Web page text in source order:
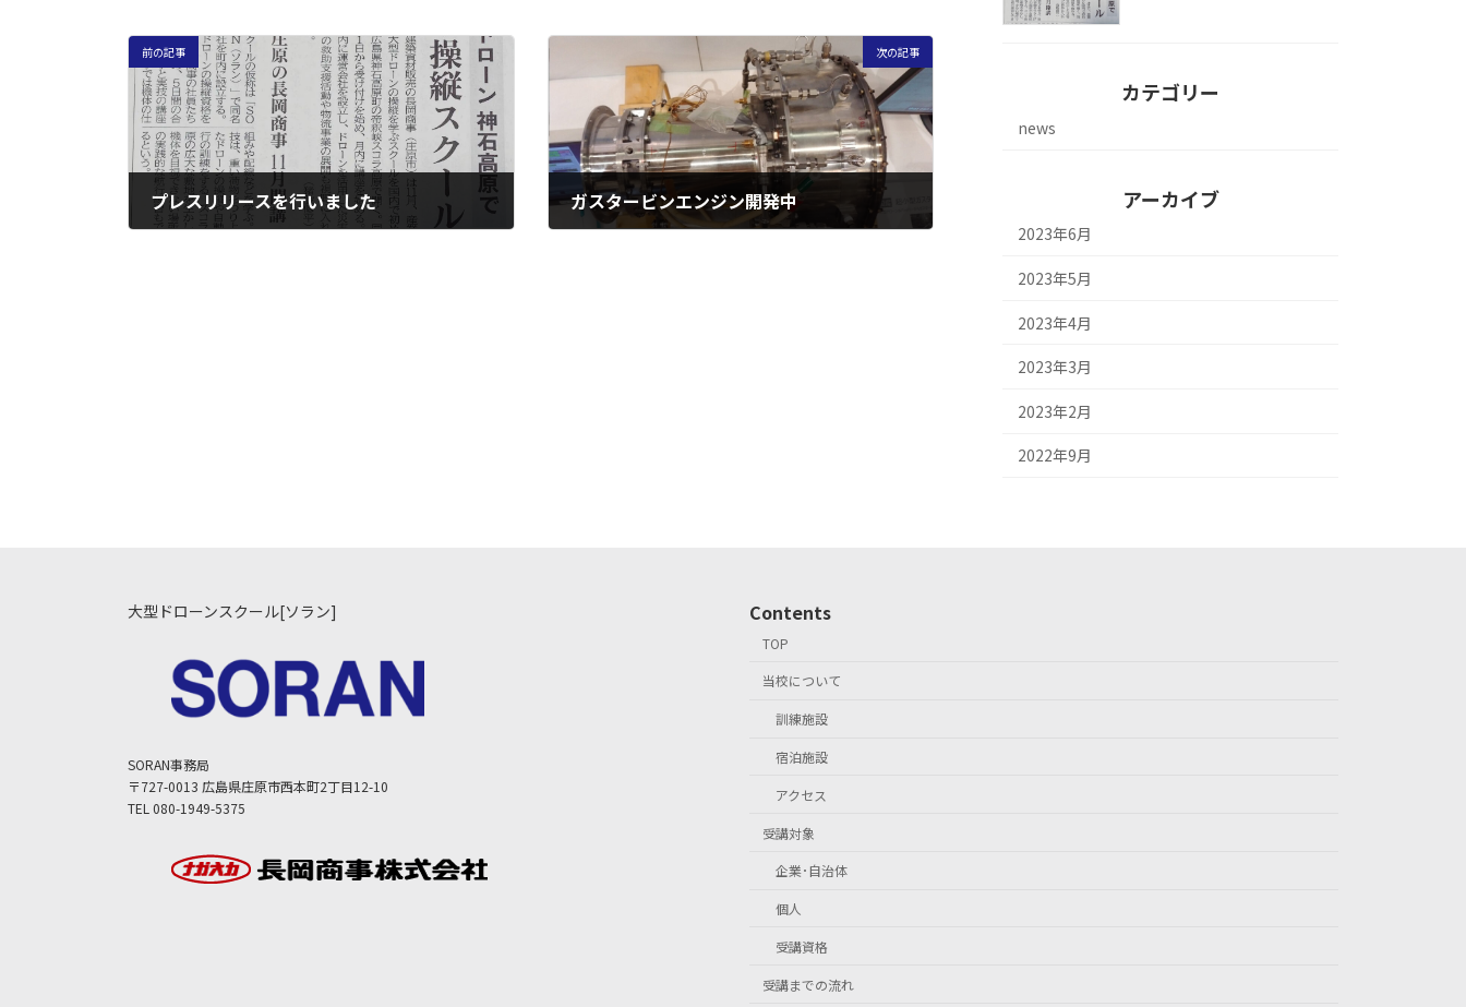
前の記事
プレスリリースを行いました
次の記事
ガスタービンエンジン開発中
カテゴリー
news
アーカイブ
2023年6月
2023年5月
2023年4月
2023年3月
2023年2月
2022年9月
大型ドローンスクール[ソラン]
SORAN事務局
〒727-0013 広島県庄原市西本町2丁目12-10
TEL 080-1949-5375
Contents
TOP
当校について
訓練施設
宿泊施設
アクセス
受講対象
企業･自治体
個人
受講資格
受講までの流れ